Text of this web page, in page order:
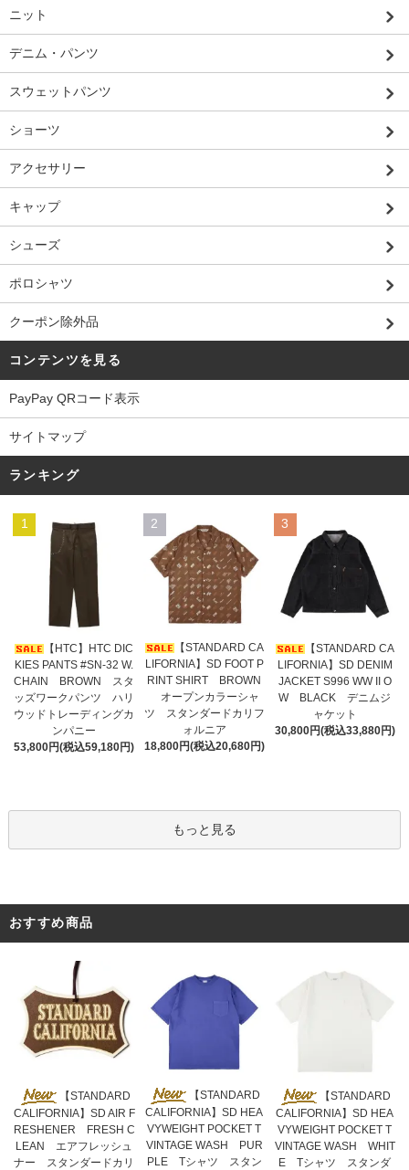
ニット
デニム・パンツ
スウェットパンツ
ショーツ
アクセサリー
キャップ
シューズ
ポロシャツ
クーポン除外品
コンテンツを見る
PayPay QRコード表示
サイトマップ
ランキング
1
【HTC】HTC DIC
KIES PANTS #SN-32 W.
CHAIN BROWN スタ
ッズワークパンツ ハリ
ウッドトレーディングカ
ンパニー
53,800円(税込59,180円)
2
【STANDARD CA
LIFORNIA】SD FOOT P
RINT SHIRT BROWN
オープンカラーシャ
ツ スタンダードカリフ
ォルニア
18,800円(税込20,680円)
3
【STANDARD CA
LIFORNIA】SD DENIM
JACKET S996 WW II O
W BLACK デニムジ
ャケット
30,800円(税込33,880円)
もっと見る
おすすめ商品
【STANDARD
CALIFORNIA】SD AIR F
RESHENER FRESH C
LEAN エアフレッシュ
ナー スタンダードカリ
【STANDARD
CALIFORNIA】SD HEA
VYWEIGHT POCKET T
VINTAGE WASH PUR
PLE Tシャツ スタン
【STANDARD
CALIFORNIA】SD HEA
VYWEIGHT POCKET T
VINTAGE WASH WHIT
E Tシャツ スタンダ